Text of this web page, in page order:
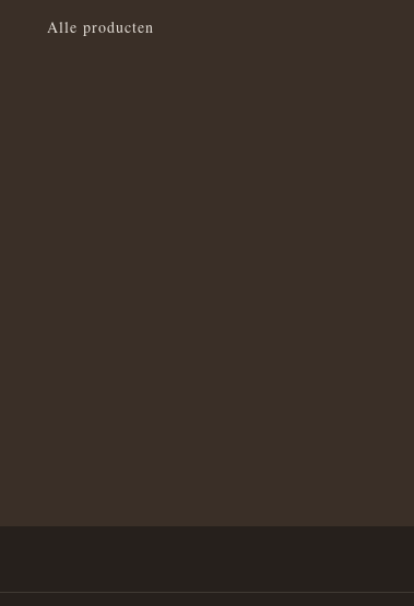
Alle producten